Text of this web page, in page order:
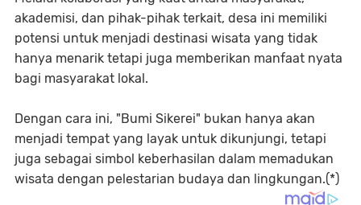
akademisi, dan pihak-pihak terkait, desa ini memiliki
potensi untuk menjadi destinasi wisata yang tidak
hanya menarik tetapi juga memberikan manfaat nyata
bagi masyarakat lokal.
Dengan cara ini, "Bumi Sikerei" bukan hanya akan
menjadi tempat yang layak untuk dikunjungi, tetapi
juga sebagai simbol keberhasilan dalam memadukan
wisata dengan pelestarian budaya dan lingkungan.(*)